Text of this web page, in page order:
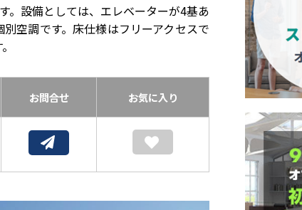
。設備としては、エレベーターが4基あ
空調です。床仕様はフリーアクセスで
お問合せ お気に入り